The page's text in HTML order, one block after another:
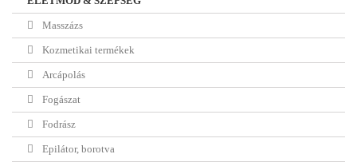
Masszázs
Kozmetikai termékek
Arcápolás
Fogászat
Fodrász
Epilátor, borotva